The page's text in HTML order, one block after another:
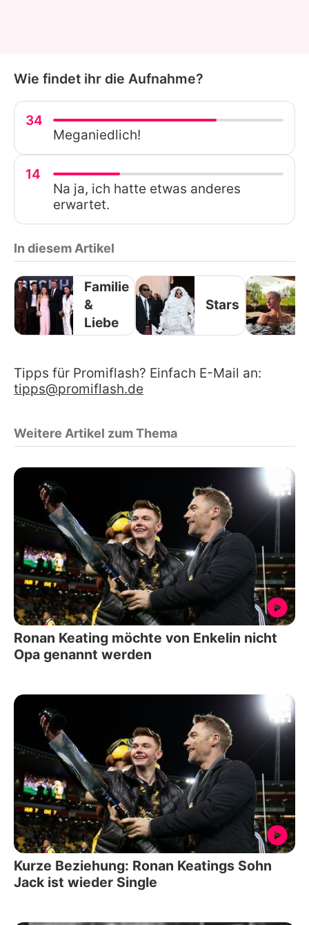
Wie findet ihr die Aufnahme?
34
Meganiedlich!
14
Na ja, ich hatte etwas anderes
erwartet.
In diesem Artikel
Familie
&
Liebe
Stars
Tipps für Promiflash? Einfach E-Mail an:
tipps@promiflash.de
Weitere Artikel zum Thema
Ronan Keating möchte von Enkelin nicht
Opa genannt werden
Kurze Beziehung: Ronan Keatings Sohn
Jack ist wieder Single